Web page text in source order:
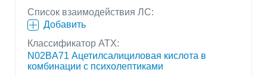
Список взаимодействия ЛС:
Добавить
Классификатор АТХ:
N02BA71 Ацетилсалициловая кислота в
комбинации с психолептиками